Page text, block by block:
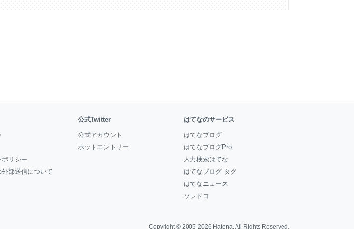
ポリシー
部送信について
公式Twitter
公式アカウント
ホットエントリー
はてなのサービス
はてなブログ
はてなブログPro
人力検索はてな
はてなブログ タグ
はてなニュース
ソレドコ
Copyright © 2005-2026 Hatena. All Rights Reserved.